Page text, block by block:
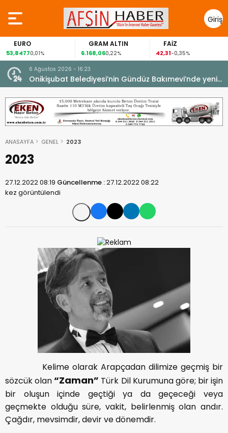
Giriş
Yap
EURO
53,84770,01%
GRAM ALTIN
6.168,060,22%
FAİZ
42,31-0,35%
6 Ağustos 2026 - 16:23
Onikişubat Belediyesi’nin Gündüz Bakımevi’nde yeni
dönemin ön kayıtları başladı.
ANASAYFA GENEL 2023
2023
27.12.2022 08:19 Güncellenme :27.12.2022 08:22
kez görüntülendi
Kelime olarak Arapçadan dilimize geçmiş bir
sözcük olan“Zaman” Türk Dil Kurumuna göre; bir işin
bir oluşun içinde geçtiği ya da geçeceği veya
geçmekte olduğu süre, vakit, belirlenmiş olan andır.
Çağdır, mevsimdir, devir ve dönemdir.